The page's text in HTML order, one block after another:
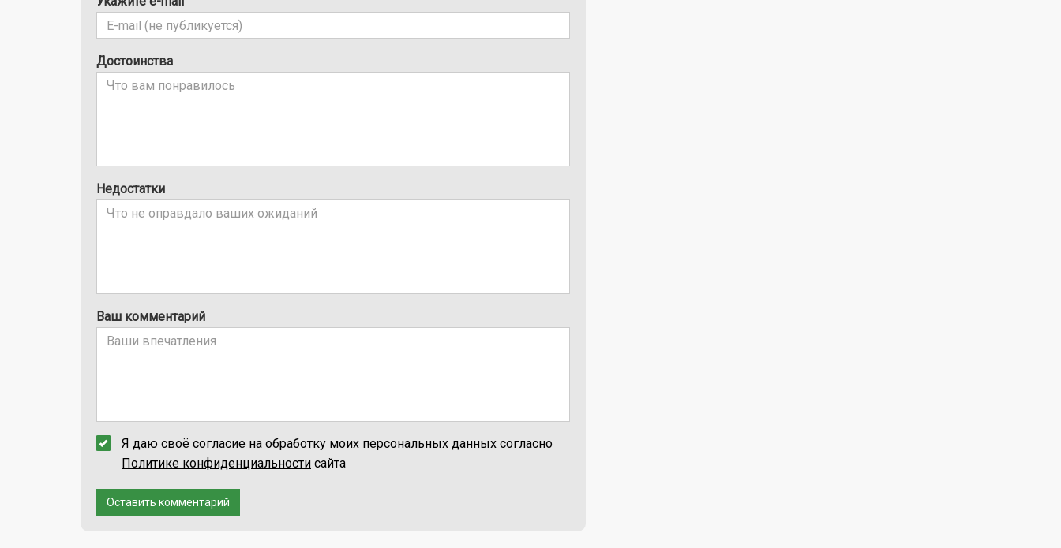
Достоинства
Недостатки
Ваш комментарий
Я даю своё согласие на обработку моих персональных данных согласно
Политике конфиденциальности сайта
Оставить комментарий